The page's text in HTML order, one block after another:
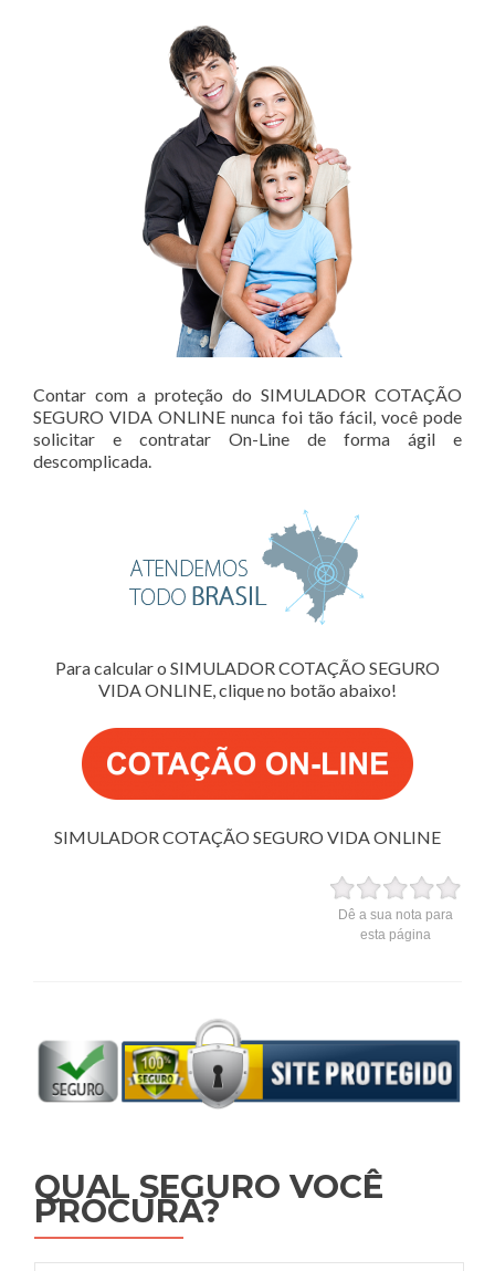
Contar com a proteção do SIMULADOR COTAÇÃO
SEGURO VIDA ONLINE nunca foi tão fácil, você pode
solicitar e contratar On-Line de forma ágil e
descomplicada.
Para calcular o SIMULADOR COTAÇÃO SEGURO
VIDA ONLINE, clique no botão abaixo!
SIMULADOR COTAÇÃO SEGURO VIDA ONLINE
Dê a sua nota para
esta página
QUAL SEGURO VOCÊ
PROCURA?